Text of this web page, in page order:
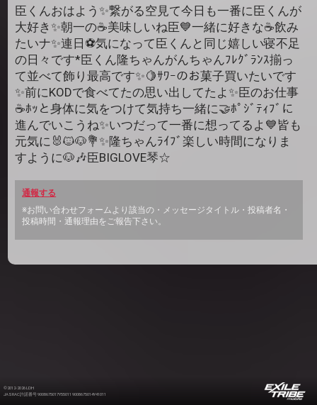
臣くんおはよう✨繋がる空見て今日も一番に臣くんが
大好き✨朝一の☕️美味しいね臣💙一緒に好きな☕️飲み
たいナ✨連日⚽️気になって臣くんと同じ嬉しい寝不足
の日々です*臣くん隆ちゃんがんちゃんﾌﾚｸﾞﾗﾝｽ揃っ
て並べて飾り最高です✨🍋ｻﾜｰのお菓子買いたいです
✨前にKODで食べてたの思い出してたよ✨臣のお仕事
☕️ﾎｯと身体に気をつけて気持ち一緒に🤝ﾎﾟｼﾞﾃｨﾌﾞに
進んでいこうね✨いつだって一番に想ってるよ💙皆も
元気に🐰🐱🐶💐✨隆ちゃんﾗｲﾌﾞ楽しい時間になりま
すように🐶🎶臣BIGLOVE琴☆
通報する
※お問い合わせフォームより該当の・メッセージタイトル・投稿者名・
投稿時間・通報理由をご報告下さい。
©2012-2026 LDH
JASRAC許諾番号 9008675017Y55011 9008675014Y41011